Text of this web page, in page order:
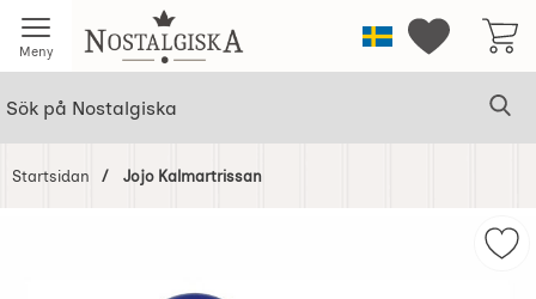
Meny Startsidan för NostalgiskaSverigeMina
Startsidan Jojo Kalmartrissan